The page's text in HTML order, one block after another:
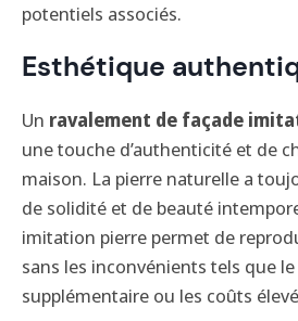
potentiels associés.
Esthétique
Un ravalement de façade
une touche d’authenticité et de
maison. La pierre naturelle a
de solidité et de beauté
imitation pierre permet de
sans les inconvénients tels que
supplémentaire ou les coûts